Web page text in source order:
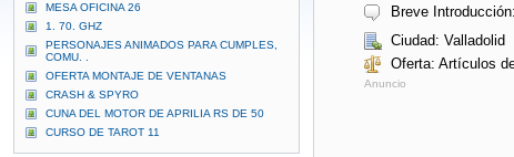
Breve Introducción:
Ciudad: Valladolid
Oferta: Artículos
Anuncio
MESA OFICINA 26
1. 70. GHZ
PERSONAJES ANIMADOS PARA CUMPLES,
COMU. .
OFERTA MONTAJE DE VENTANAS
CRASH & SPYRO
CUNA DEL MOTOR DE APRILIA RS DE 50
CURSO DE TAROT 11